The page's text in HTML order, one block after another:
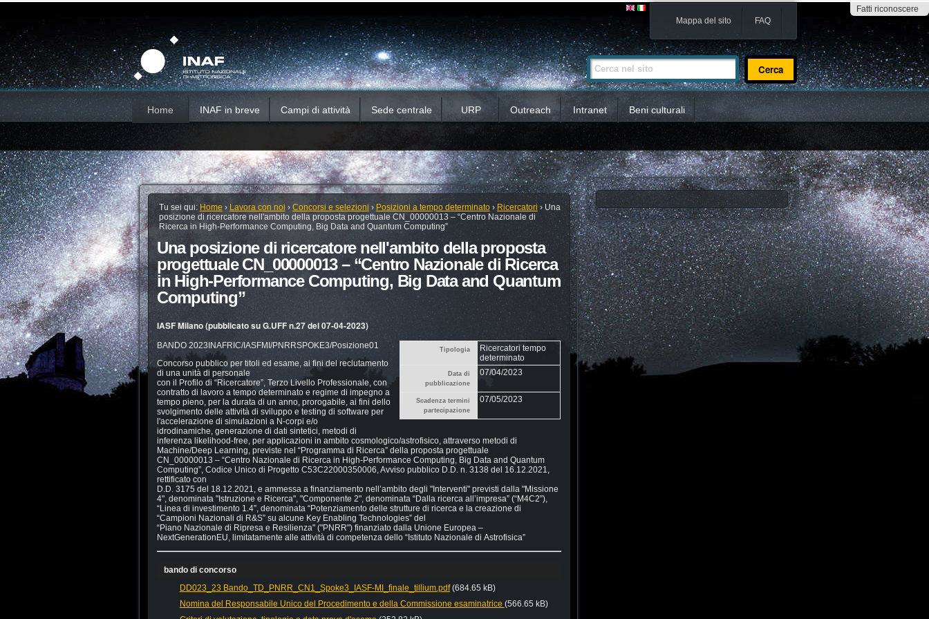
Fatti riconoscere
contenuti.
Salta
alla
navigazione
Mappa del sito FAQ
Cerca nel sito
Ricerca
avanzata…
Home INAF in breve Campi di attività Sede centrale URP Outreach Intranet Beni culturali
Tu sei qui: Home › Lavora con noi › Concorsi e selezioni › Posizioni a tempo determinato › Ricercatori › Una
posizione di ricercatore nell'ambito della proposta progettuale CN_00000013 – “Centro Nazionale di
Ricerca in High-Performance Computing, Big Data and Quantum Computing”
Una posizione di ricercatore nell'ambito della proposta
progettuale CN_00000013 – “Centro Nazionale di Ricerca
in High-Performance Computing, Big Data and Quantum
Computing”
IASF Milano (pubblicato su G.UFF n.27 del 07-04-2023)
Tipologia
Ricercatori tempo
determinato
Data di
pubblicazione
07/04/2023
Scadenza termini
partecipazione
07/05/2023
BANDO 2023INAFRIC/IASFMI/PNRRSPOKE3/Posizione01
Concorso pubblico per titoli ed esame, ai fini del reclutamento
di una unità di personale
con il Profilo di “Ricercatore”, Terzo Livello Professionale, con
contratto di lavoro a tempodeterminato e regime di impegno a
tempo pieno, per la durata di un anno, prorogabile, ai fini dello
svolgimento delle attività di sviluppo e testing di software per
l'accelerazione di simulazioni a N-corpi e/o
idrodinamiche, generazione di dati sintetici, metodi di
inferenza likelihood-free, per applicazioni in ambito cosmologico/astrofisico, attraverso metodi di
Machine/Deep Learning, previste nel “Programma di Ricerca” della proposta progettuale
CN_00000013 – “Centro Nazionale di Ricerca in High-Performance Computing, Big Data and Quantum
Computing”, Codice Unico di Progetto C53C22000350006, Avviso pubblico D.D. n. 3138 del 16.12.2021,
rettificato con
D.D. 3175 del 18.12.2021, e ammessa a finanziamento nell’ambito degli "Interventi" previsti dalla "Missione
4", denominata "Istruzione e Ricerca", "Componente 2", denominata “Dalla ricerca all’impresa” (“M4C2”),
“Linea di investimento 1.4”, denominata “Potenziamento delle strutture di ricerca e la creazione di
“Campioni Nazionali di R&S” su alcune Key Enabling Technologies” del
“Piano Nazionale di Ripresa e Resilienza" ("PNRR") finanziato dalla Unione Europea –
NextGenerationEU, limitatamente alle attività di competenza dello “Istituto Nazionale di Astrofisica”
bando di concorso
DD023_23 Bando_TD_PNRR_CN1_Spoke3_IASF-MI_finale_tillium.pdf (684.65 kB)
Nomina del Responsabile Unico del Procedimento e della Commissione esaminatrice (566.65 kB)